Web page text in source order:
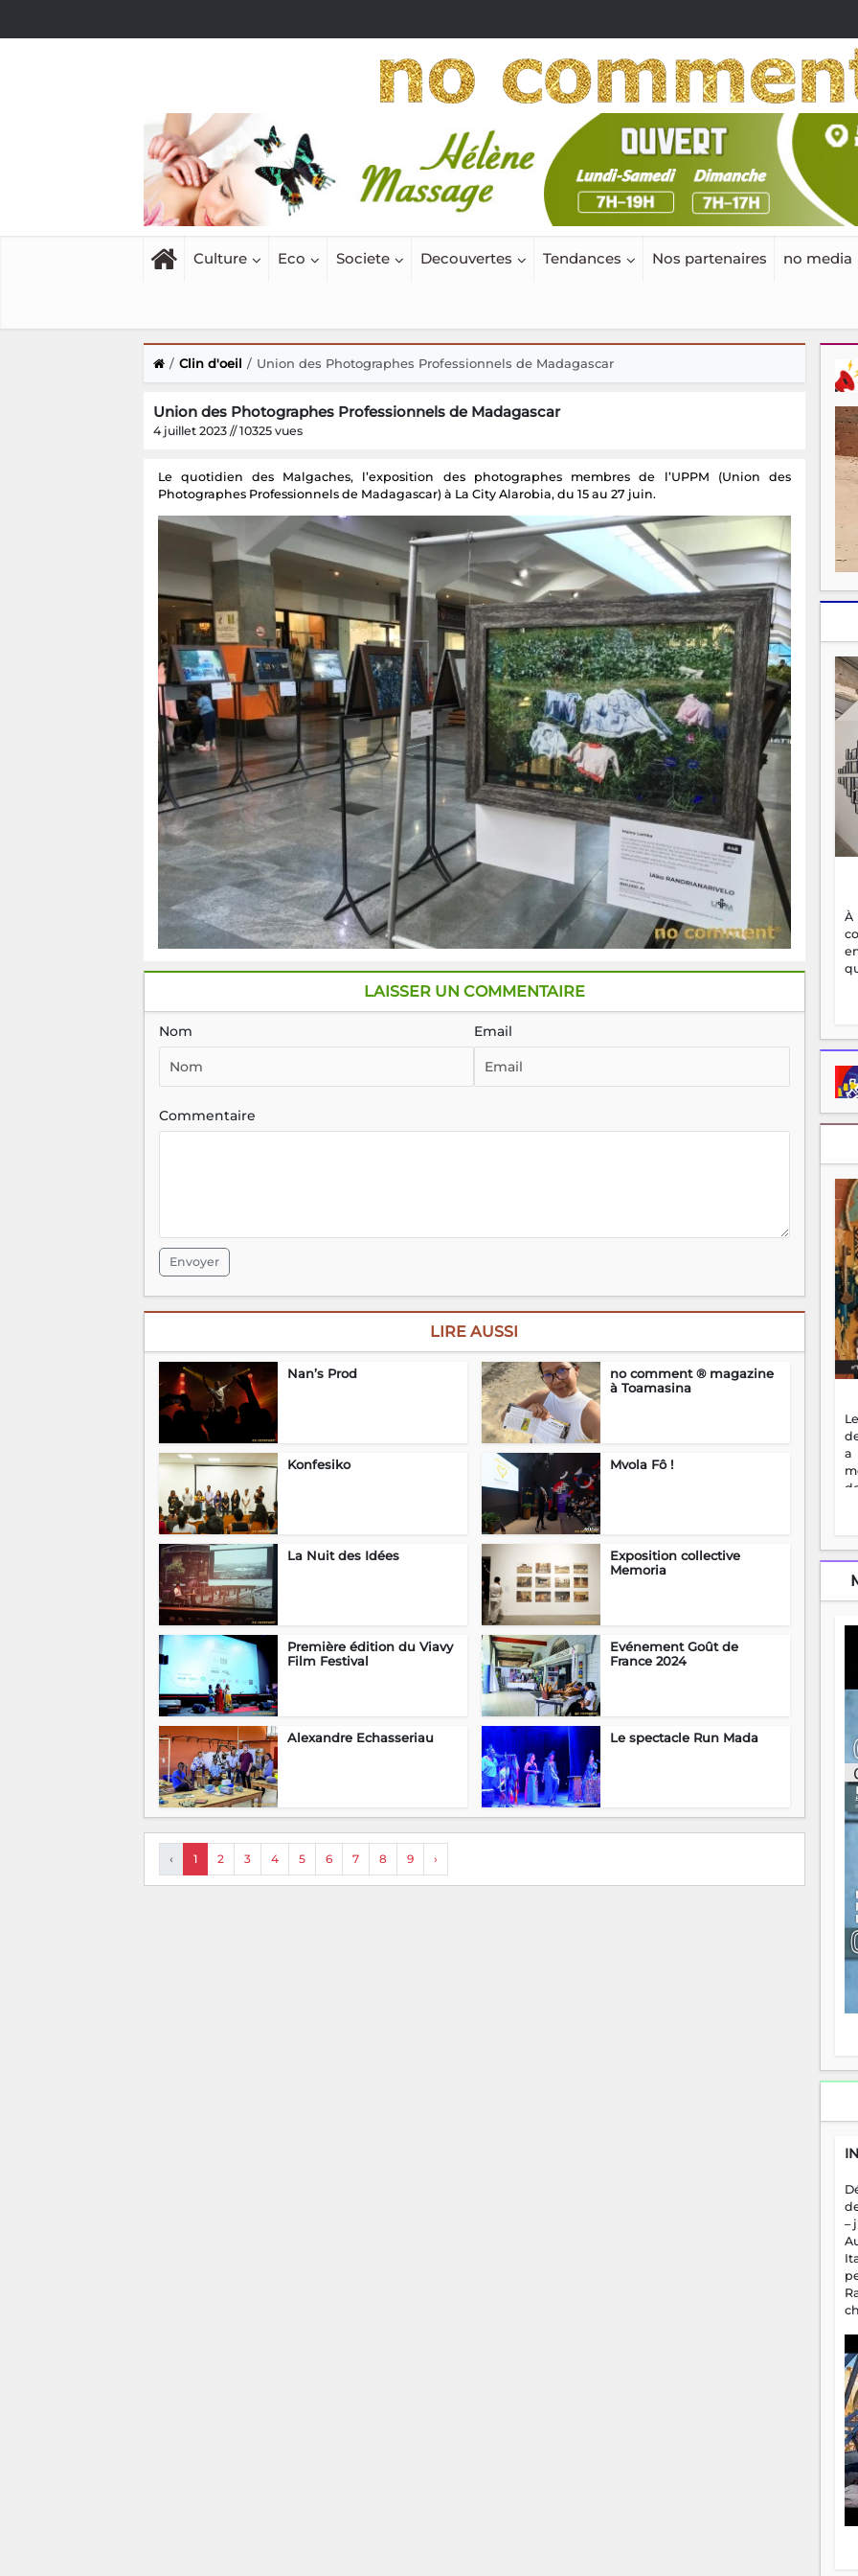
Culture Eco Societe Decouvertes Tendances Nos partenaires no media
Clin d'oeil Union des Photographes Professionnels de Madagascar
Union des Photographes Professionnels de Madagascar
4 juillet 2023 // 10325 vues
Le quotidien des Malgaches, l’exposition des photographes membres de l’UPPM (Union des
Photographes Professionnels de Madagascar) à La City Alarobia, du 15 au 27 juin.
LAISSER UN COMMENTAIRE
Nom Email
Commentaire
Envoyer
LIRE AUSSI
Nan’s Prod
no comment ® magazine
à Toamasina
Konfesiko Mvola Fô !
La Nuit des Idées
Exposition collective
Memoria
Première édition du Viavy
Film Festival
Evénement Goût de
France 2024
Alexandre Echasseriau Le spectacle Run Mada
‹ 1 2 3 4 5 6 7 8 9 ›
a
–